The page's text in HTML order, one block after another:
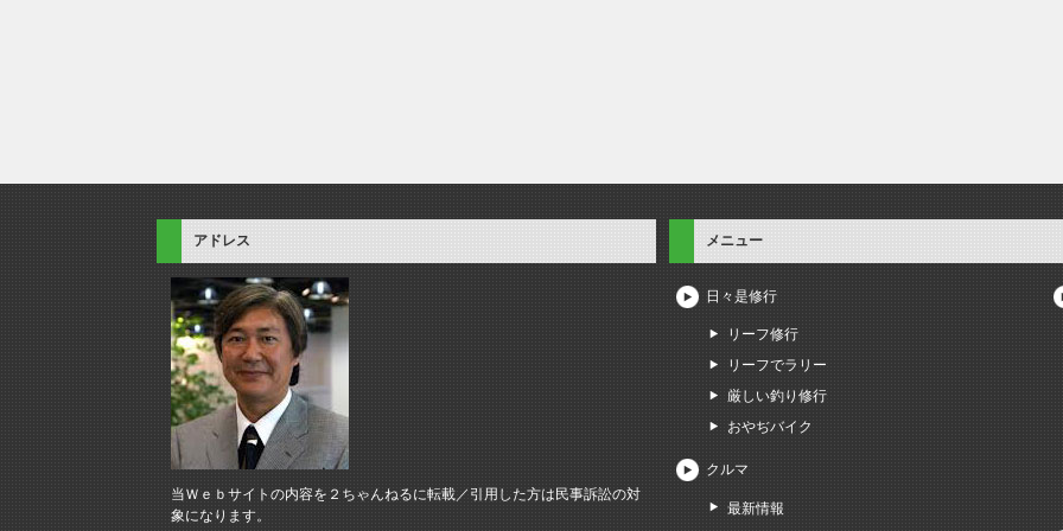
アドレス
当Ｗｅｂサイトの内容を２ちゃんねるに転載／引用した方は民事訴訟の対
象になります。
メニュー
日々是修行
リーフ修行
リーフでラリー
厳しい釣り修行
おやぢバイク
クルマ
最新情報